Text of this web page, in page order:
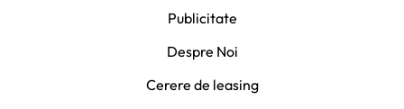
Publicitate
Despre Noi
Cerere de leasing